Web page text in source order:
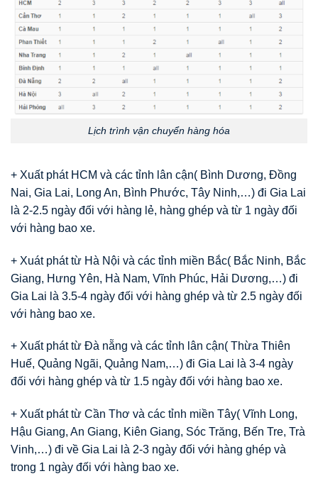
Lịch trình vận chuyển hàng hóa
+ Xuất phát HCM và các tỉnh lân cận( Bình Dương, Đồng
Nai, Gia Lai, Long An, Bình Phước, Tây Ninh,…) đi Gia Lai
là 2-2.5 ngày đối với hàng lẻ, hàng ghép và từ 1 ngày đối
với hàng bao xe.
+ Xuát phát từ Hà Nội và các tỉnh miền Bắc( Bắc Ninh, Bắc
Giang, Hưng Yên, Hà Nam, Vĩnh Phúc, Hải Dương,…) đi
Gia Lai là 3.5-4 ngày đối với hàng ghép và từ 2.5 ngày đối
với hàng bao xe.
+ Xuất phát từ Đà nẵng và các tỉnh lân cận( Thừa Thiên
Huế, Quảng Ngãi, Quảng Nam,…) đi Gia Lai là 3-4 ngày
đối với hàng ghép và từ 1.5 ngày đối với hàng bao xe.
+ Xuất phát từ Cần Thơ và các tỉnh miền Tây( Vĩnh Long,
Hậu Giang, An Giang, Kiên Giang, Sóc Trăng, Bến Tre, Trà
Vinh,…) đi về Gia Lai là 2-3 ngày đối với hàng ghép và
trong 1 ngày đối với hàng bao xe.